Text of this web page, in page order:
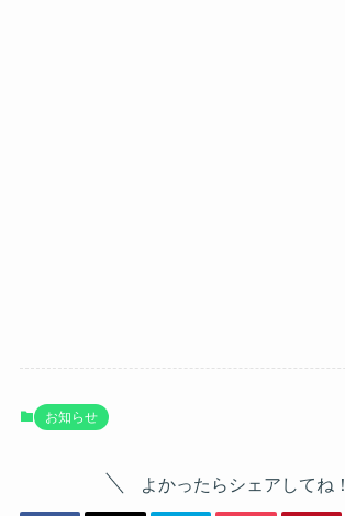
お知らせ
よかったらシェアしてね！